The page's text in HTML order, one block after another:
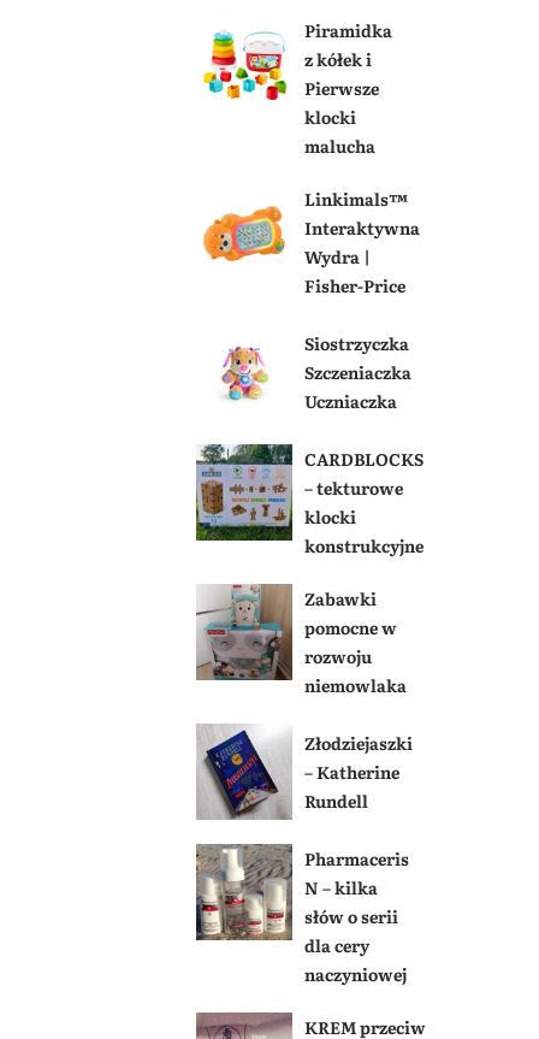
Piramidka
z kółek i
Pierwsze
klocki
malucha
Linkimals™
Interaktywna
Wydra |
Fisher-Price
Siostrzyczka
Szczeniaczka
Uczniaczka
CARDBLOCKS
– tekturowe
klocki
konstrukcyjne
Zabawki
pomocne w
rozwoju
niemowlaka
Złodziejaszki
– Katherine
Rundell
Pharmaceris
N – kilka
słów o serii
dla cery
naczyniowej
KREM przeciw